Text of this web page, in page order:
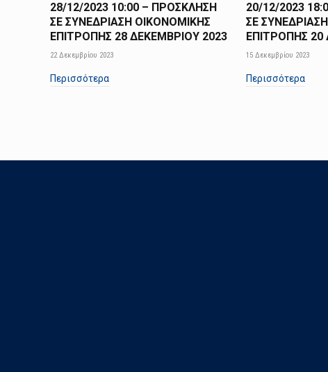
28/12/2023 10:00 – ΠΡΟΣΚΛΗΣΗ
ΣΕ ΣΥΝΕΔΡΙΑΣΗ ΟΙΚΟΝΟΜΙΚΗΣ
ΕΠΙΤΡΟΠΗΣ 28 ΔΕΚΕΜΒΡΙΟΥ 2023
22 Δεκεμβρίου 2023
Περισσότερα
20/12/2023
ΣΕ
ΕΠΙΤΡΟΠΗΣ 20
15 Δεκεμβρίου 2023
Περισσότερα